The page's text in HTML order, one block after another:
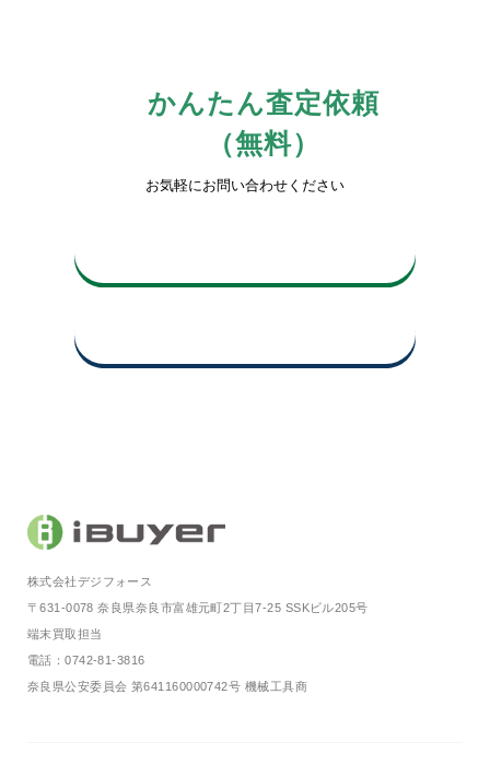
かんたん査定依頼
（無料）
お気軽にお問い合わせください
株式会社デジフォース
〒631-0078 奈良県奈良市富雄元町2丁目7-25 SSKビル205号
端末買取担当
電話：0742-81-3816
奈良県公安委員会 第641160000742号 機械工具商